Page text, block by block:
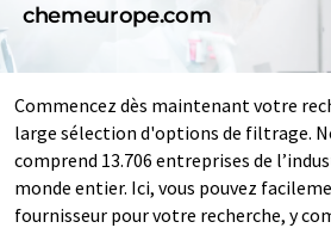
chemeurope.com
Commencez dès maintenant votre
large sélection d'options de filtrage.
comprend 13.706 entreprises de
monde entier. Ici, vous pouvez
fournisseur pour votre recherche, y